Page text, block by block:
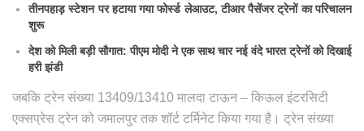
तीनपहाड़ स्टेशन पर हटाया गया फोर्स्ड लेआउट, टीआर पैसेंजर ट्रेनों का परिचालन
शुरू
देश को मिली बड़ी सौगात: पीएम मोदी ने एक साथ चार नई वंदे भारत ट्रेनों को दिखाई
हरी झंडी
जबकि ट्रेन संख्या 13409/13410 मालदा टाऊन – किऊल इंटरसिटी
एक्सप्रेस ट्रेन को जमालपुर तक शॉर्ट टर्मिनेट किया गया है। ट्रेन संख्या